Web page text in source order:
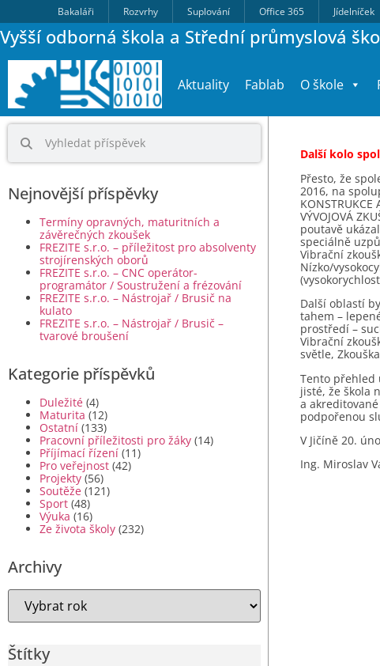
Bakaláři Rozvrhy Suplování Office 365 Jídelníček
Vyšší odborná škola a Střední průmyslová
Aktuality Fablab O škole
Nejnovější příspěvky
Termíny opravných, maturitních a
závěrečných zkoušek
FREZITE s.r.o. – příležitost pro absolventy
strojírenských oborů
FREZITE s.r.o. – CNC operátor-
programátor / Soustružení a frézování
FREZITE s.r.o. – Nástrojař / Brusič na
kulato
FREZITE s.r.o. – Nástrojař / Brusič –
tvarové broušení
Kategorie příspěvků
Duležité (4)
Maturita (12)
Ostatní (133)
Pracovní příležitosti pro žáky (14)
Příjímací řízení (11)
Pro veřejnost (42)
Projekty (56)
Soutěže (121)
Sport (48)
Výuka (16)
Ze života školy (232)
Archivy
Štítky
Další kolo
Přesto, že
2016, na
VÝVOJOVÁ
poutavě
speciálně
Vibrační
Nízko/
Další oblastí
tahem –
prostředí –
Vibrační
světle,
Tento přehled
jisté, že škola
a
podpořenou
V Jičíně 20.
Ing. Miroslav